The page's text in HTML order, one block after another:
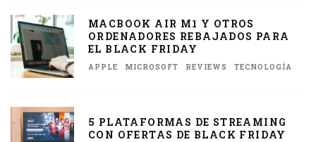
MACBOOK AIR M1 Y OTROS
ORDENADORES REBAJADOS PARA
EL BLACK FRIDAY
APPLE MICROSOFT REVIEWS TECNOLOGÍA
5 PLATAFORMAS DE STREAMING
CON OFERTAS DE BLACK FRIDAY